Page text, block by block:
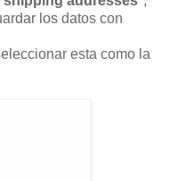
los datos con
esta como la